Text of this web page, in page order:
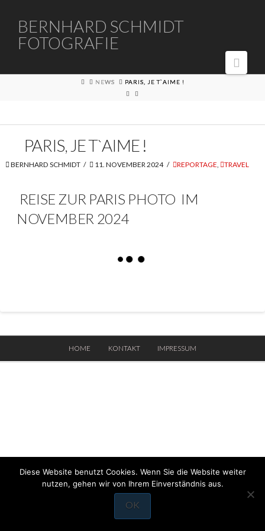
BERNHARD
SCHMIDT
FOTOGRAFIE
BERNHARD SCHMIDT
FOTOGRAFIE
HOMENEWS PARIS, JE T`AIME !
PARIS, JE T`AIME !
BERNHARD SCHMIDT 11. NOVEMBER 2024 REPORTAGE TRAVEL
REISE ZUR PARIS PHOTO IM
NOVEMBER 2024
HOME KONTAKT IMPRESSUM
Diese Website benutzt Cookies. Wenn Sie die Website weiter
nutzen, gehen wir von Ihrem Einverständnis aus.
OK